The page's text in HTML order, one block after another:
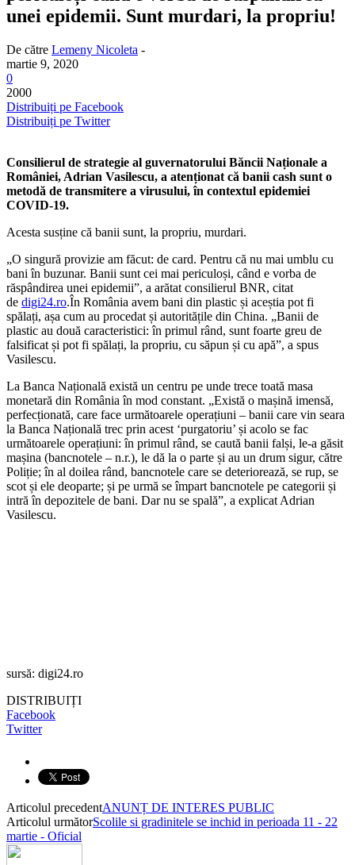
unei epidemii. Sunt murdari, la propriu!
De către Lemeny Nicoleta -
martie 9, 2020
0
2000
Distribuiți pe Facebook
Distribuiți pe Twitter
Consilierul de strategie al guvernatorului Băncii Naționale a
României, Adrian Vasilescu, a atenționat că banii cash sunt o
metodă de transmitere a virusului, în contextul epidemiei
COVID-19.
Acesta susține că banii sunt, la propriu, murdari.
„O singură provizie am făcut: de card. Pentru că nu mai umblu cu
bani în buzunar. Banii sunt cei mai periculoși, când e vorba de
răspândirea unei epidemii”, a arătat consilierul BNR, citat
de digi24.ro.În România avem bani din plastic și aceștia pot fi
spălați, așa cum au procedat și autoritățile din China. „Banii de
plastic au două caracteristici: în primul rând, sunt foarte greu de
falsificat și pot fi spălați, la propriu, cu săpun și cu apă”, a spus
Vasilescu.
La Banca Națională există un centru pe unde trece toată masa
monetară din România în mod constant. „Există o mașină imensă,
perfecționată, care face următoarele operațiuni – banii care vin seara
la Banca Națională trec prin acest ‘purgatoriu’ și acolo se fac
următoarele operațiuni: în primul rând, se caută banii falși, le-a găsit
mașina (bancnotele – n.r.), le dă la o parte și au un drum sigur, către
Poliție; în al doilea rând, bancnotele care se deteriorează, se rup, se
scot și ele deoparte; și pe urmă se împart bancnotele pe categorii și
intră în depozitele de bani. Dar nu se spală”, a explicat Adrian
Vasilescu.
sursă: digi24.ro
DISTRIBUIȚI
Facebook
Twitter
Articolul precedentANUNȚ DE INTERES PUBLIC
Articolul următorScolile si gradinitele se inchid in perioada 11 - 22
martie - Oficial